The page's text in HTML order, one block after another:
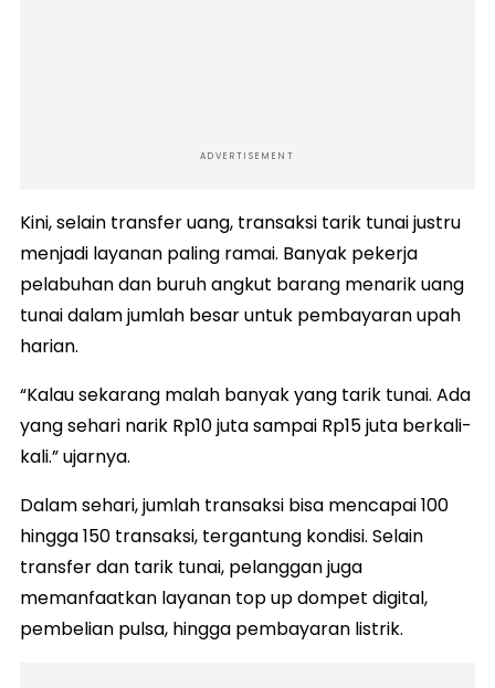
ADVERTISEMENT
Kini, selain transfer uang, transaksi tarik tunai justru
menjadi layanan paling ramai. Banyak pekerja
pelabuhan dan buruh angkut barang menarik uang
tunai dalam jumlah besar untuk pembayaran upah
harian.
“Kalau sekarang malah banyak yang tarik tunai. Ada
yang sehari narik Rp10 juta sampai Rp15 juta berkali-
kali.” ujarnya.
Dalam sehari, jumlah transaksi bisa mencapai 100
hingga 150 transaksi, tergantung kondisi. Selain
transfer dan tarik tunai, pelanggan juga
memanfaatkan layanan top up dompet digital,
pembelian pulsa, hingga pembayaran listrik.